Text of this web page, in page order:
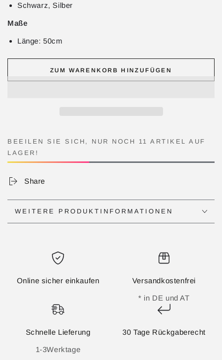
Schwarz, Silber
Maße
Länge: 50cm
ZUM WARENKORB HINZUFÜGEN
BEEILEN SIE SICH, NUR NOCH 11 ARTIKEL AUF
LAGER!
Share
WEITERE PRODUKTINFORMATIONEN
Online sicher einkaufen Versandkostenfrei
* in DE und AT
Schnelle Lieferung
1-3Werktage
30 Tage Rückgaberecht